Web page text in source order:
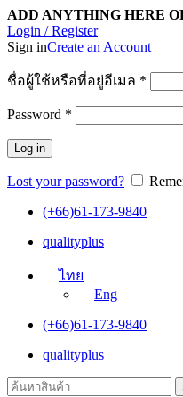
ADD ANYTHING HERE
Login / Register
Sign inCreate an Account
ชื่อผู้ใช้หรือที่อยู่อีเมล *
Password *
Log in
Lost your password?
(+66)61-173-9840
qualityplus
ไทย
Eng
(+66)61-173-9840
qualityplus